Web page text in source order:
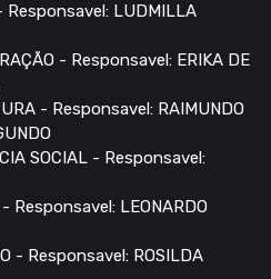
Responsavel: LUDMILLA
- Responsavel: ERIKA DE
- Responsavel: RAIMUNDO
SOCIAL - Responsavel:
Responsavel: LEONARDO
- Responsavel: ROSILDA